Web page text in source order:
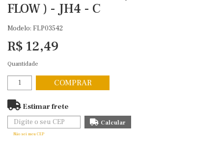
FLOW ) - JH4 - C
Modelo: FLP03542
R$ 12,49
Quantidade
COMPRAR
Estimar frete
Não sei meu CEP